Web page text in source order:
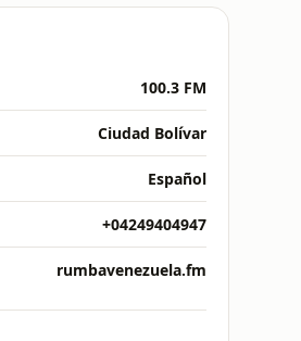
100.3 FM
Ciudad Bolívar
Español
+04249404947
rumbavenezuela.fm